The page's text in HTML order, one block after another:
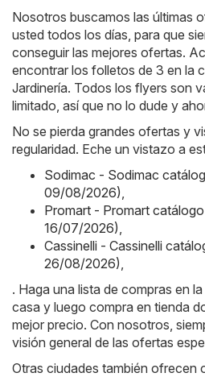
Nosotros buscamos las últimas
usted todos los días, para que
conseguir las mejores ofertas.
encontrar los folletos de 3 en la
Jardinería. Todos los flyers son
limitado, así que no lo dude y
No se pierda grandes ofertas y
regularidad. Eche un vistazo a
Sodimac - Sodimac
09/08/2026)
Promart - Promart
16/07/2026)
Cassinelli - Cassinelli
26/08/2026)
. Haga una lista de compras en
casa y luego compra en tienda
mejor precio. Con nosotros,
visión general de las ofertas
Otras ciudades también ofrecen